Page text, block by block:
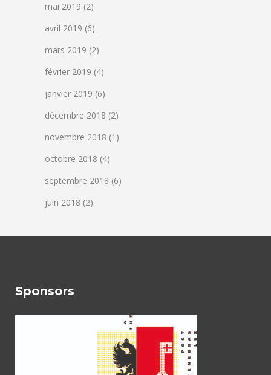
mai 2019 (2)
avril 2019 (6)
mars 2019 (2)
février 2019 (4)
janvier 2019 (6)
décembre 2018 (2)
novembre 2018 (1)
octobre 2018 (4)
septembre 2018 (6)
juin 2018 (2)
Sponsors